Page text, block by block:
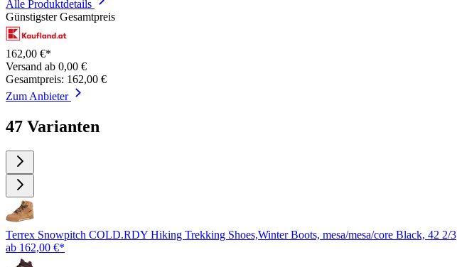
Alle Produktdetails
Günstigster Gesamtpreis
162,00 €*
Versand ab 0,00 €
Gesamtpreis: 162,00 €
Zum Anbieter
47 Varianten
Terrex Snowpitch COLD.RDY Hiking Trekking Shoes,Winter Boots, mesa/mesa/core Black, 42 2/3
ab 162,00 €*